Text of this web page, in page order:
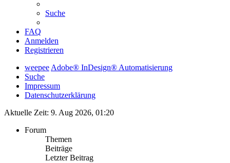
Suche
FAQ
Anmelden
Registrieren
weepeeAdobe® InDesign® Automatisierung
Suche
Impressum
Datenschutzerklärung
Aktuelle Zeit: 9. Aug 2026, 01:20
Forum
Themen
Beiträge
Letzter Beitrag